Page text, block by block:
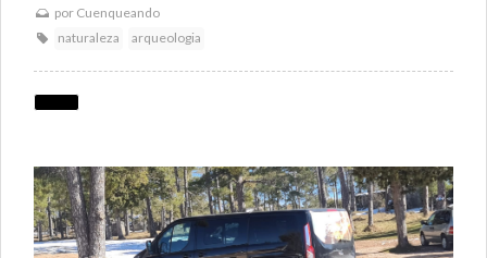
por Cuenqueando
naturaleza
arqueologia